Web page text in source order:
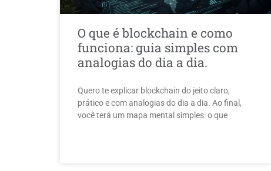
O que é blockchain e como
funciona: guia simples com
analogias do dia a dia.
Quero te explicar blockchain do jeito claro,
prático e com analogias do dia a dia. Ao final,
você terá um mapa mental simples: o que